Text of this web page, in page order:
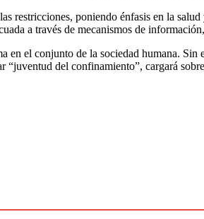
restricciones, poniendo énfasis en la
a través de mecanismos de
el conjunto de la sociedad humana.
del confinamiento”, cargará